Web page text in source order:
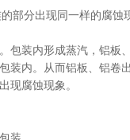
部分出现同一样的腐
包装内形成蒸汽，铝板
装内。从而铝板、铝卷
现腐蚀现象。